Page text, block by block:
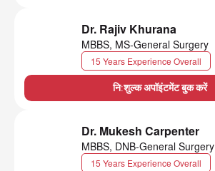
Dr. Rajiv Khurana
MBBS, MS-General Surgery
15 Years Experience Overall
नि:शुल्क अपॉइंटमेंट बुक करें
Dr. Mukesh Carpenter
MBBS, DNB-General Surgery
15 Years Experience Overall